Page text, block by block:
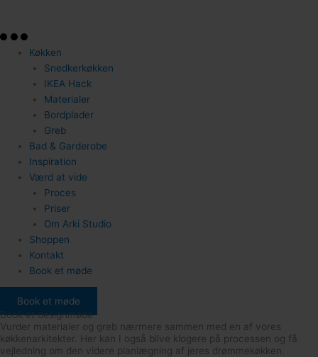
Køkken
Snedkerkøkken
IKEA Hack
Materialer
Bordplader
Greb
Bad & Garderobe
Inspiration
Værd at vide
Proces
Priser
Om Arki Studio
Shoppen
Kontakt
Book et møde
Book et møde
Book et designmøde
Vurder materialer og greb nærmere sammen med en af vores
køkkenarkitekter. Her kan I også blive klogere på processen og få
vejledning om den videre planlægning af jeres drømmekøkken.